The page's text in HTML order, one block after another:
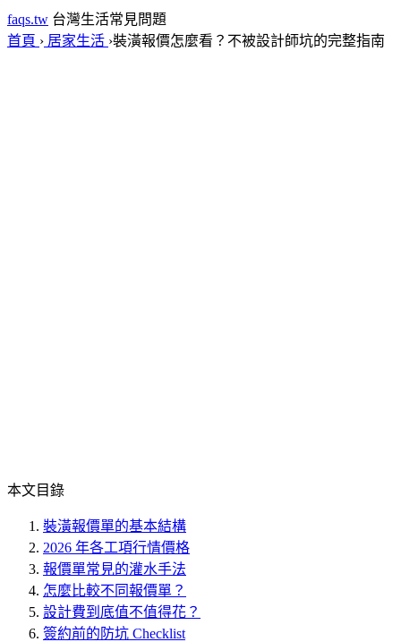
faqs.tw 台灣生活常見問題
首頁 › 居家生活 ›裝潢報價怎麼看？不被設計師坑的完整指南
本文目錄
裝潢報價單的基本結構
2026 年各工項行情價格
報價單常見的灌水手法
怎麼比較不同報價單？
設計費到底值不值得花？
簽約前的防坑 Checklist